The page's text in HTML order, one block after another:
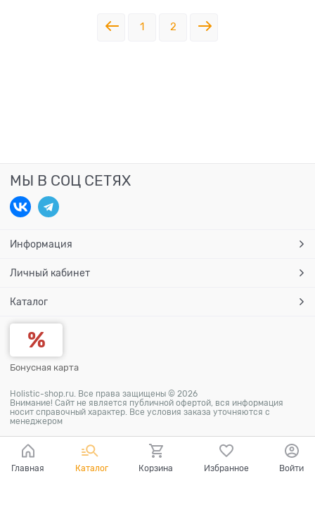
1 2
МЫ В СОЦ СЕТЯХ
Информация
Личный кабинет
Каталог
Бонусная карта
Holistic-shop.ru. Все права защищены © 2026
Внимание! Сайт не является публичной офертой, вся информация
носит справочный характер. Все условия заказа уточняются с
менеджером
Главная Каталог Корзина Избранное Войти